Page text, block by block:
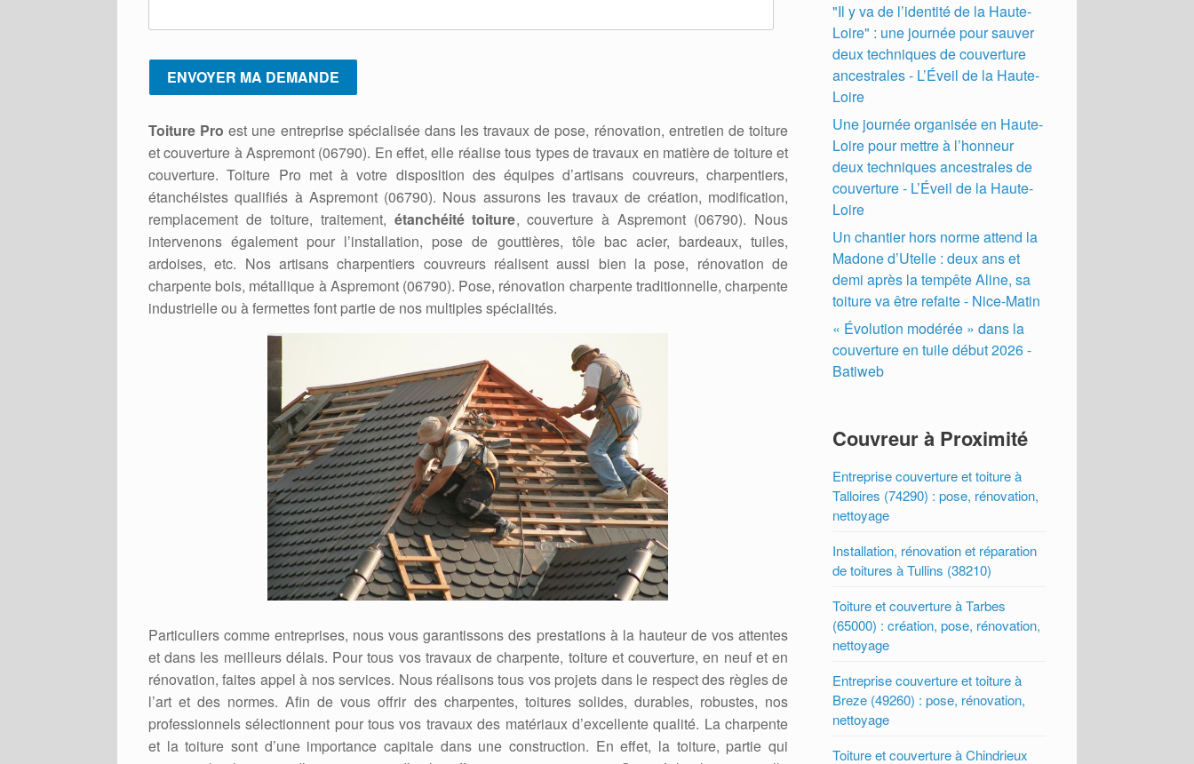
Toiture Pro est une entreprise spécialisée dans les travaux de pose, rénovation, entretien de toiture
et couverture à Aspremont (06790). En effet, elle réalise tous types de travaux en matière de toiture et
couverture. Toiture Pro met à votre disposition des équipes d’artisans couvreurs, charpentiers,
étanchéistes qualifiés à Aspremont (06790). Nous assurons les travaux de création, modification,
remplacement de toiture, traitement, étanchéité toiture, couverture à Aspremont (06790). Nous
intervenons également pour l’installation, pose de gouttières, tôle bac acier, bardeaux, tuiles,
ardoises, etc. Nos artisans charpentiers couvreurs réalisent aussi bien la pose, rénovation de
charpente bois, métallique à Aspremont (06790). Pose, rénovation charpente traditionnelle, charpente
industrielle ou à fermettes font partie de nos multiples spécialités.
Particuliers comme entreprises, nous vous garantissons des prestations à la hauteur de vos attentes
et dans les meilleurs délais. Pour tous vos travaux de charpente, toiture et couverture, en neuf et en
rénovation, faites appel à nos services. Nous réalisons tous vos projets dans le respect des règles de
l’art et des normes. Afin de vous offrir des charpentes, toitures solides, durables, robustes, nos
professionnels sélectionnent pour tous vos travaux des matériaux d’excellente qualité. La charpente
et la toiture sont d’une importance capitale dans une construction. En effet, la toiture, partie qui
"Il y va de l’identité de la Haute-
Loire" : une journée pour sauver
deux techniques de couverture
ancestrales - L’Éveil de la Haute-
Loire
Une journée organisée en Haute-
Loire pour mettre à l’honneur
deux techniques ancestrales de
couverture - L’Éveil de la Haute-
Loire
Un chantier hors norme attend la
Madone d’Utelle : deux ans et
demi après la tempête Aline, sa
toiture va être refaite - Nice-Matin
« Évolution modérée » dans la
couverture en tuile début 2026 -
Batiweb
Couvreur à Proximité
Entreprise couverture et toiture à
Talloires (74290) : pose, rénovation,
nettoyage
Installation, rénovation et réparation
de toitures à Tullins (38210)
Toiture et couverture à Tarbes
(65000) : création, pose, rénovation,
nettoyage
Entreprise couverture et toiture à
Breze (49260) : pose, rénovation,
nettoyage
Toiture et couverture à Chindrieux